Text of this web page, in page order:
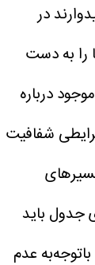
در
به دست
درباره
شفافیت
جدول باید
عدم